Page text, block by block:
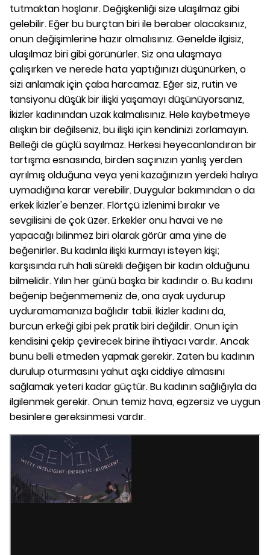
tutmaktan hoşlanır. Değişkenliği size ulaşılmaz gibi
gelebilir. Eğer bu burçtan biri ile beraber olacaksınız,
onun değişimlerine hazır olmalısınız. Genelde ilgisiz,
ulaşılmaz biri gibi görünürler. Siz ona ulaşmaya
çalışırken ve nerede hata yaptığınızı düşünürken, o
sizi anlamak için çaba harcamaz. Eğer siz, rutin ve
tansiyonu düşük bir ilişki yaşamayı düşünüyorsanız,
İkizler kadınından uzak kalmalısınız. Hele kaybetmeye
alışkın bir değilseniz, bu ilişki için kendinizi zorlamayın.
Belleği de güçlü sayılmaz. Herkesi heyecanlandıran bir
tartışma esnasında, birden saçınızın yanlış yerden
ayrılmış olduğuna veya yeni kazağınızın yerdeki halıya
uymadığına karar verebilir. Duygular bakımından o da
erkek İkizler'e benzer. Flörtçü izlenimi bırakır ve
sevgilisini de çok üzer. Erkekler onu havai ve ne
yapacağı bilinmez biri olarak görür ama yine de
beğenirler. Bu kadınla ilişki kurmayı isteyen kişi;
karşısında ruh hali sürekli değişen bir kadın olduğunu
bilmelidir. Yılın her günü başka bir kadındır o. Bu kadını
beğenip beğenmemeniz de, ona ayak uydurup
uyduramamanıza bağlıdır tabii. İkizler kadını da,
burcun erkeği gibi pek pratik biri değildir. Onun için
kendisini çekip çevirecek birine ihtiyacı vardır. Ancak
bunu belli etmeden yapmak gerekir. Zaten bu kadının
durulup oturmasını yahut aşkı ciddiye almasını
sağlamak yeteri kadar güçtür. Bu kadının sağlığıyla da
ilgilenmek gerekir. Onun temiz hava, egzersiz ve uygun
besinlere gereksinmesi vardır.